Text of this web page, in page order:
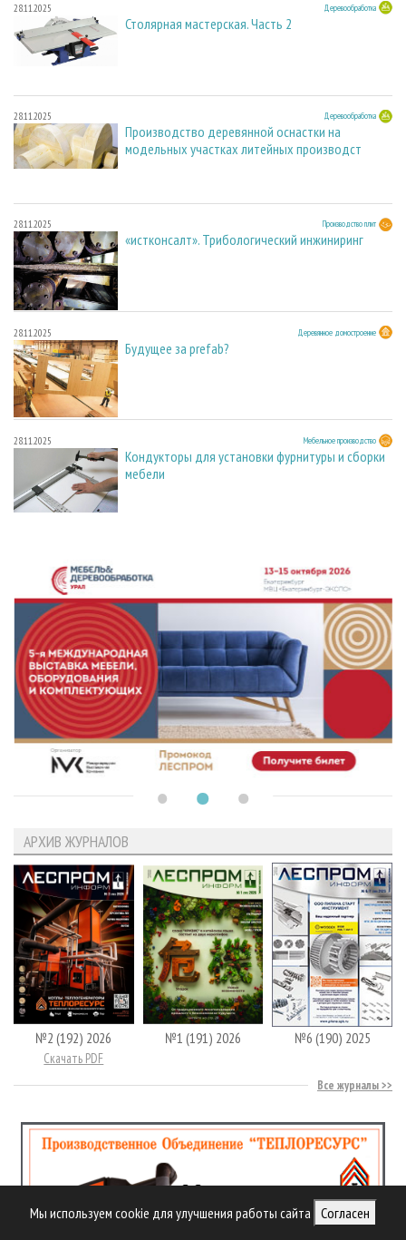
Мы используем cookie для улучшения работы сайта Согласен
28.11.2025 Деревообработка
Столярная мастерская. Часть 2
28.11.2025 Деревообработка
Производство деревянной оснастки на
модельных участках литейных производст
28.11.2025 Производство плит
«истконсалт». Трибологический инжиниринг
28.11.2025 Деревянное домостроение
Будущее за prefab?
28.11.2025 Мебельное производство
Кондукторы для установки фурнитуры и сборки
мебели
АРХИВ ЖУРНАЛОВ
№2 (192) 2026
Скачать PDF
№1 (191) 2026 №6 (190) 2025
Все журналы